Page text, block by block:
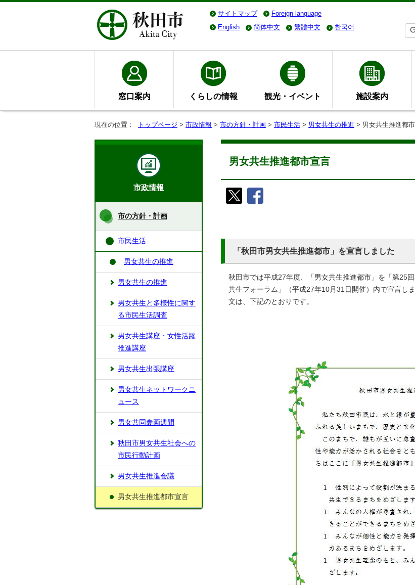
サイトマップ Foreign language
English
简体中文 繁體中文 한국어
窓口案内 くらしの情報 観光・イベント 施設案内
現在の位置： トップページ > 市政情報 > 市の方針・計画 > 市民生活 > 男女共生の推進 > 男女共生推進都
男女共生推進都市宣言
「秋田市男女共生推進都市」を宣言しました
秋田市では平成27年度、「男女共生推進都市」を「第25
共生フォーラム」（平成27年10月31日開催）内で宣言し
文は、下記のとおりです。
市政情報
市の方針・計画
市民生活
男女共生の推進
男女共生の推進
男女共生と多様性に関す
る市民生活調査
男女共生講座・女性活躍
推進講座
男女共生出張講座
男女共生ネットワークニ
ュース
男女共同参画週間
秋田市男女共生社会への
市民行動計画
男女共生推進会議
男女共生推進都市宣言